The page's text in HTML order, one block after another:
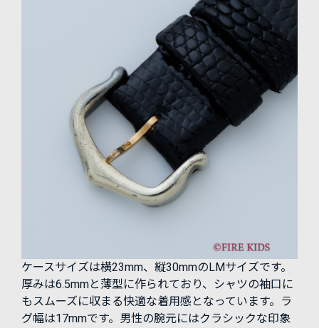
ケースサイズは横23mm、縦30mmのLMサイズです。
厚みは6.5mmと薄型に作られており、シャツの袖口に
もスムーズに収まる快適な着用感となっています。ラ
グ幅は17mmです。男性の腕元にはクラシックな印象